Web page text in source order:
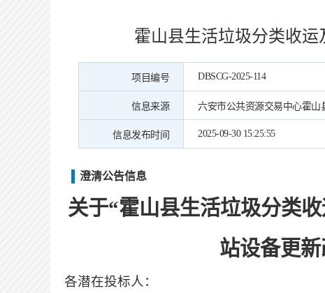
霍山县生活垃圾分类收
项目编号 DBSCG-2025-114
信息来源 六安市公共资源交易中心霍山
信息发布时间 2025-09-30 15:25:55
澄清公告信息
关于“霍山县生活垃圾分类
站设备更新
各潜在投标人：